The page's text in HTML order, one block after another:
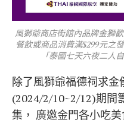
風獅爺商店街館內品牌金獅
餐飲或商品消費滿$299元之
「泰國七天六夜二人
除了風獅爺福德祠求金
(2024/2/10~2/12)期間
集， 廣邀金門各小吃